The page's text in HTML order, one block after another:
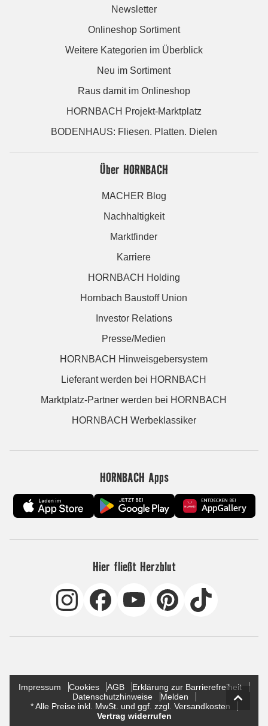
Newsletter
Onlineshop Sortiment
Weitere Kategorien im Überblick
Neu im Sortiment
Raus damit im Onlineshop
HORNBACH Projekt-Marktplatz
BODENHAUS: Fliesen. Platten. Dielen
Über HORNBACH
MACHER Blog
Nachhaltigkeit
Marktfinder
Karriere
HORNBACH Holding
Hornbach Baustoff Union
Investor Relations
Presse/Medien
HORNBACH Hinweisgebersystem
Lieferant werden bei HORNBACH
Marktplatz-Partner werden bei HORNBACH
HORNBACH Werbeklassiker
HORNBACH Apps
Hier fließt Herzblut
Impressum Cookies AGB
Erklärung zur Barrierefreiheit
Datenschutzhinweise
Melden
* Alle Preise inkl. MwSt. und ggf. zzgl. Versandkosten
Vertrag widerrufen